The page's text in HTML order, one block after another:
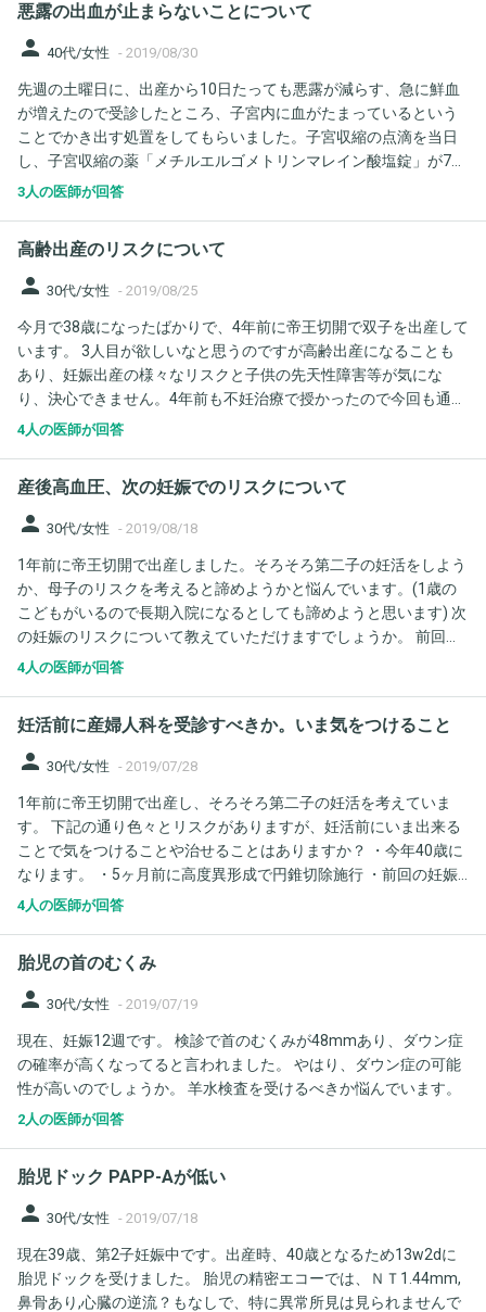
文献を読みました。もちろん完全に安心できないとは思っていま
すので油断はしませんが。 ２、羊水検査を勧められました。40歳
も仕方ありませんが不安です。15万ほどかかる検査でどのくらい
信頼できるものなのでしょうか。一番精度の高いものを受けよう
と思っています。またどこで受けたらいいなどはあるのでしょう
か。 お忙しい中すみません。よろしくお願いいたします。
悪露の出血が止まらないことについて
person 40代/女性 - 2019/08/30
先週の土曜日に、出産から10日たっても悪露が減らす、急に鮮血
が増えたので受診したところ、子宮内に血がたまっているという
ことでかき出す処置をしてもらいました。子宮収縮の点滴を当日
し、子宮収縮の薬「メチルエルゴメトリンマレイン酸塩錠」が7日
分処方されました。当日はかなりの出血で、次の日の日中はほぼ
ています。二日前に不安になり、問い合わせたのですが、来週に
１ヶ月健診があるからそれまで様子を見てといわれましたが、い
出てきたような気がします。このまま健診まで待ってて大丈夫な
のでしょうか？
3人の医師が回答
高齢出産のリスクについて
person 30代/女性 - 2019/08/25
今月で38歳になったばかりで、4年前に帝王切開で双子を出産して
います。 3人目が欲しいなと思うのですが高齢出産になることも
あり、妊娠出産の様々なリスクと子供の先天性障害等が気にな
り、決心できません。4年前も不妊治療で授かったので今回も通院
することになります。うまく授かっても39歳での2回目の帝王切開
4人の医師が回答
産後高血圧、次の妊娠でのリスクについて
person 30代/女性 - 2019/08/18
1年前に帝王切開で出産しました。そろそろ第二子の妊活をしよう
か、母子のリスクを考えると諦めようかと悩んでいます。(1歳の
こどもがいるので長期入院になるとしても諦めようと思います) 次
の妊娠のリスクについて教えていただけますでしょうか。 前回の
妊娠で、妊娠糖尿病、妊娠中は血圧は問題なかったのですが産後
したが、やはりそうなのでしょうか？ 下記のとおり心配な点もあ
りますが、私が一番怖いのは妊娠高血圧症です。これについて詳
に高度異形成で円錐切除施行 ・体重は60キロでBMIの標準体重よ
り4キロオーバー
4人の医師が回答
妊活前に産婦人科を受診すべきか。いま気をつけること
person 30代/女性 - 2019/07/28
1年前に帝王切開で出産し、そろそろ第二子の妊活を考えていま
す。 下記の通り色々とリスクがありますが、妊活前にいま出来る
ことで気をつけることや治せることはありますか？ ・今年40歳に
なります。 ・5ヶ月前に高度異形成で円錐切除施行 ・前回の妊娠
で、妊娠糖尿病、産後高血圧発症(産後高血圧になると、次の妊娠
す。 ・体重は61キロでBMIの標準体重より5キロオーバーです。妊
娠前に何キロ減量していた方がよいですか？ 妊活前に産婦人科を
します。
4人の医師が回答
胎児の首のむくみ
person 30代/女性 - 2019/07/19
現在、妊娠12週です。 検診で首のむくみが48mmあり、ダウン症
の確率が高くなってると言われました。 やはり、ダウン症の可能
性が高いのでしょうか。 羊水検査を受けるべきか悩んでいます。
2人の医師が回答
胎児ドック PAPP-Aが低い
person 30代/女性 - 2019/07/18
現在39歳、第2子妊娠中です。出産時、40歳となるため13w2dに
胎児ドックを受けました。 胎児の精密エコーでは、ＮＴ1.44mm,
鼻骨あり,心臓の逆流？もなしで、特に異常所見は見られませんで